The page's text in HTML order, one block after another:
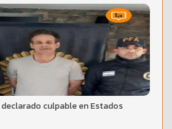
culpable en Estados